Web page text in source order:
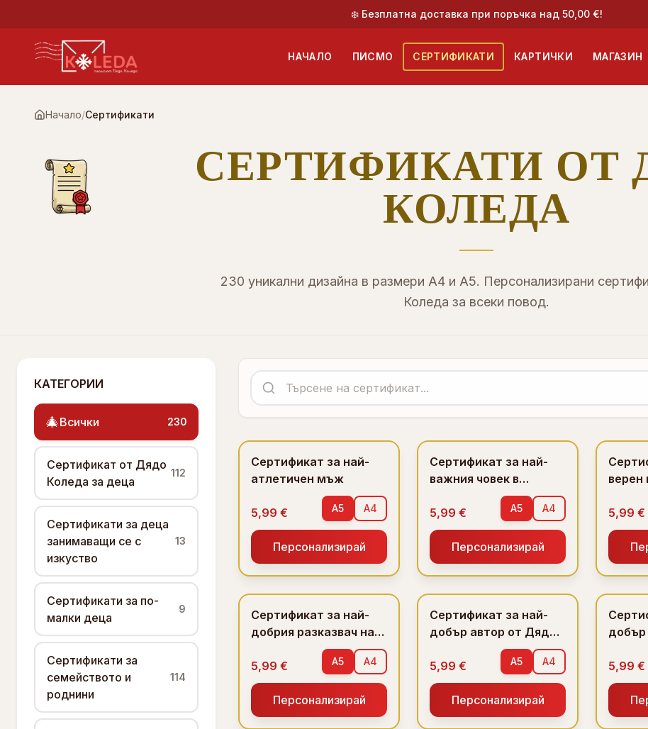
❄️ Безплатна доставка при поръчка над 50,00 €!
НАЧАЛО ПИСМО СЕРТИФИКАТИ КАРТИЧКИ МАГАЗИН
Начало/Сертификати
СЕРТИФИКАТИ ОТ
КОЛЕДА
230 уникални дизайна в размери A4 и A5. Персонализирани
Коледа за всеки повод.
КАТЕГОРИИ
🎄Всички 230
Сертификат от Дядо
Коледа за деца
112
Сертификати за деца
занимаващи се с
изкуство
13
Сертификати за по-
малки деца
9
Сертификати за
семейството и
роднини
114
Сертификат за най-
атлетичен мъж
5,99 € A5 A4
Персонализирай
Сертификат за най-
важния човек в
5,99 €
A5 A4
Персонализирай
5,99 €
Сертификат за най-
добрия разказвач на
вицове от Дядо
Коледа
5,99 € A5 A4
Персонализирай
Сертификат за най-
добър автор от Дядо
5,99 €
A5 A4
Персонализирай
добър
5,99 €